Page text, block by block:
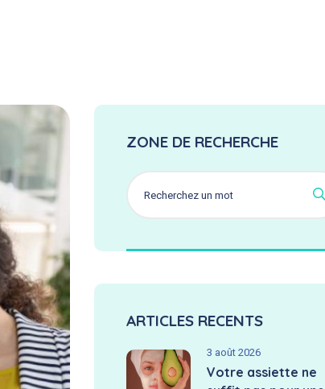
ZONE DE RECHERCHE
ARTICLES RECENTS
3 août 2026
Votre assiette ne